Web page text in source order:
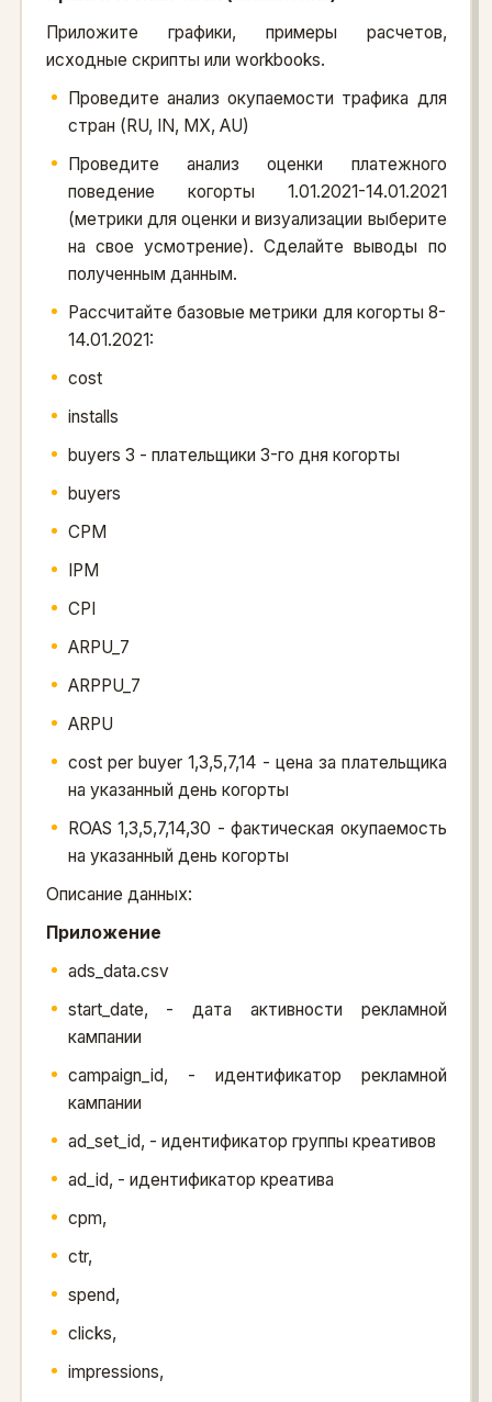
Приложите графики, примеры расчетов,
исходные скрипты или workbooks.
Проведите анализ окупаемости трафика для
стран (RU, IN, MX, AU)
Проведите анализ оценки платежного
поведение когорты 1.01.2021-14.01.2021
(метрики для оценки и визуализации выберите
на свое усмотрение). Сделайте выводы по
полученным данным.
Рассчитайте базовые метрики для когорты 8-
14.01.2021:
cost
installs
buyers 3 - плательщики 3-го дня когорты
buyers
CPM
IPM
CPI
ARPU_7
ARPPU_7
ARPU
cost per buyer 1,3,5,7,14 - цена за плательщика
на указанный день когорты
ROAS 1,3,5,7,14,30 - фактическая окупаемость
на указанный день когорты
Описание данных:
Приложение
ads_data.csv
start_date, - дата активности рекламной
кампании
campaign_id, - идентификатор рекламной
кампании
ad_set_id, - идентификатор группы креативов
ad_id, - идентификатор креатива
cpm,
ctr,
spend,
clicks,
impressions,